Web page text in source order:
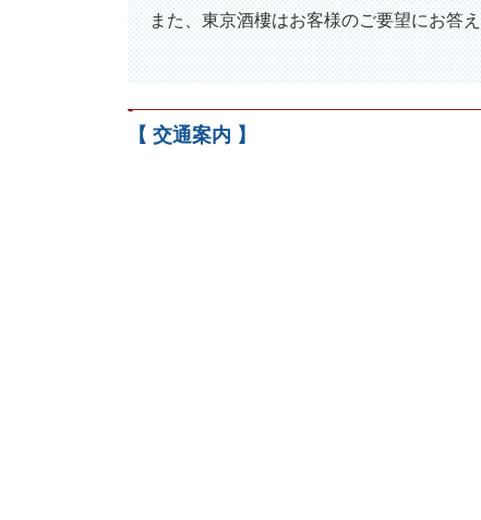
また、東京酒樓はお客様のご要望にお答
-
【 交通案内 】